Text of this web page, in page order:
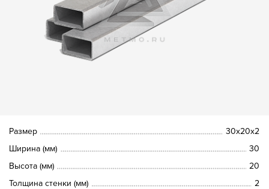
Размер
30х20х2
Ширина (мм)
30
Высота (мм)
20
Толщина стенки (мм)
2